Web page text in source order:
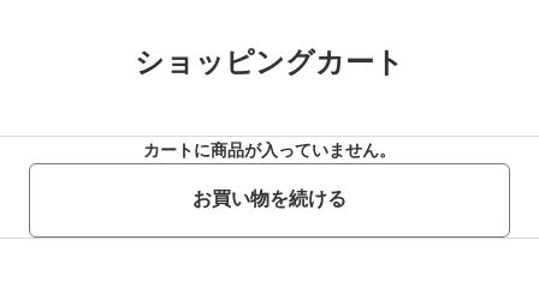
ショッピングカート
カートに商品が入っていません。
お買い物を続ける